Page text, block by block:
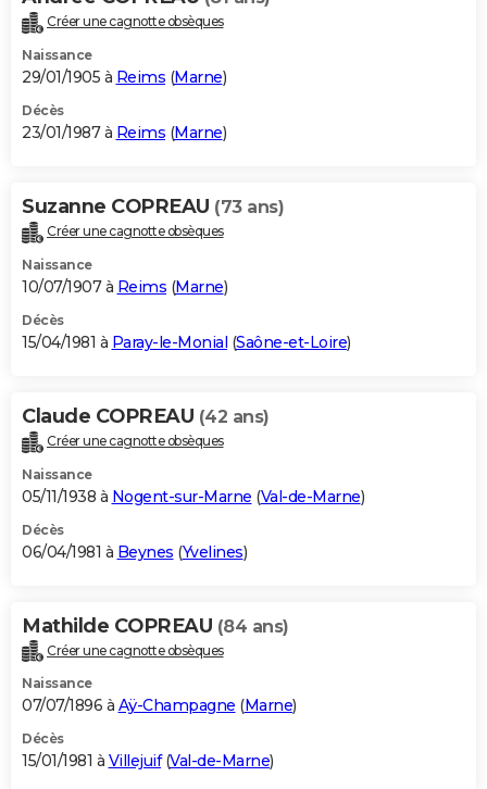
Créer une cagnotte obsèques
Naissance
29/01/1905 à Reims (Marne)
Décès
23/01/1987 à Reims (Marne)
Suzanne COPREAU (73 ans)
Créer une cagnotte obsèques
Naissance
10/07/1907 à Reims (Marne)
Décès
15/04/1981 à Paray-le-Monial (Saône-et-Loire)
Claude COPREAU (42 ans)
Créer une cagnotte obsèques
Naissance
05/11/1938 à Nogent-sur-Marne (Val-de-Marne)
Décès
06/04/1981 à Beynes (Yvelines)
Mathilde COPREAU (84 ans)
Créer une cagnotte obsèques
Naissance
07/07/1896 à Aÿ-Champagne (Marne)
Décès
15/01/1981 à Villejuif(Val-de-Marne)